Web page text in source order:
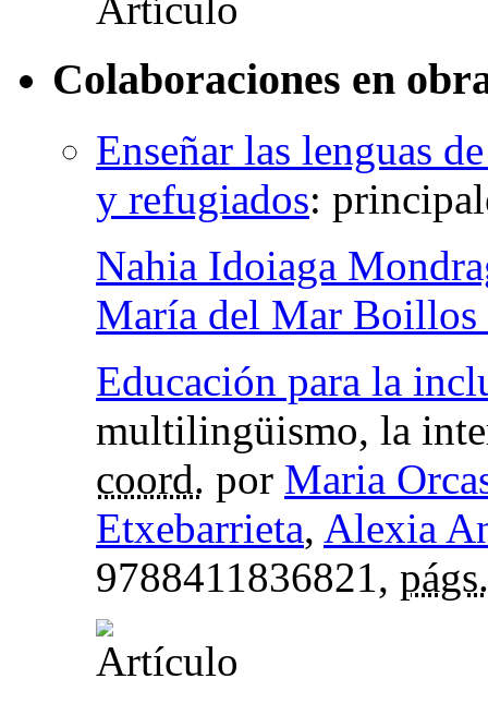
Colaboraciones en
Enseñar las lenguas
y refugiados:
Nahia Idoiaga
María del Mar Boillos
Educación para la
multilingüismo, la
coord. por Maria
Etxebarrieta, Alexia
9788411836821, págs.